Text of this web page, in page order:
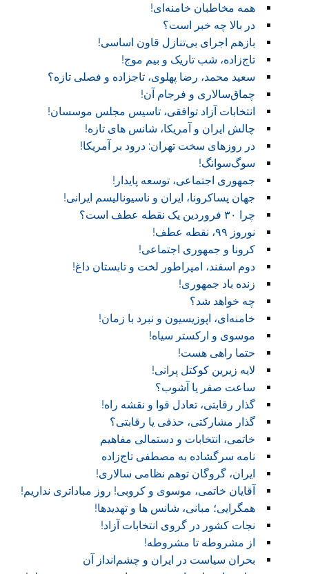
همه مخاطبان خامنه‌ای!
در بالا چه خبر است؟‎ ‎
بازهم اجرای بی‌تنازل قاون اساسی!
تاج‌زاده، شب تاریک و بیم موج!
سعید محمد، رضا پهلوی، تاجزاده و فصلی تازه؟
چماق‌سالاری و فرجام آن!‏
انتخابات آزاد توافقی، تاسیس مجلس موسسان!‏
چالش ایران و آمریکا، شانس های تازه!
در روز‌های سخت تهران: درود بر آمریکا!
سوگ‌‌سوانگ!‏
جمهوری اجتماعی، توسعه پایدار!
جهان پساکرونا، ایران و ناسیونالیسم ایرانی!
چرا ۳۰ فروردین یک نقطه عطف است؟
نوروز ۹۹، نقطه عطف!‏
کرونا و جمهوری اجتماعی!‏
دوم اسفند، امپراطور لخت و تابستان داغ!
زنده باد جمهوری!
چه خواهد شد؟
خامنه‌ای، اپوزیسیون و نبرد با زمان!
موسوی و ارکستر سیاه!
حتما راهی هست!
لایه زیرین کوکتل پرانی!
ساعت صفر یا آشوب؟
گذار رقابتی، تعادل قوا و نقشه راه!‏
گذار مشارکتی، حذفی یا رقابتی؟
خاتمی، انتخابات و دستمالی مفاهیم
نامه سرگشاده به مصطفی تاج‌زاده
ایران، گروگان توهم نظامی سالاری!
آقایان خاتمی، موسوی و کروبی! روز مباداتری نداریم!‏
همگرایی؛ مبانی، شانس ها و تهدیدها!
نجات کشور در گروی انتخابات آزاد!
از مشروطه تا مشروطه!
بحران سیاست در ایران و چشم‌انداز آن